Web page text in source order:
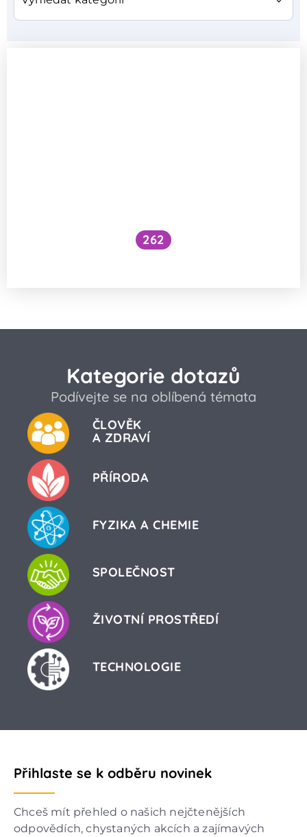
262
Kategorie dotazů
Podívejte se na oblíbená témata
ČLOVĚK
A ZDRAVÍ
PŘÍRODA
FYZIKA A CHEMIE
SPOLEČNOST
ŽIVOTNÍ PROSTŘEDÍ
TECHNOLOGIE
Přihlaste se k odběru novinek
Chceš mít přehled o našich nejčtenějších
odpovědích, chystaných akcích a zajímavých